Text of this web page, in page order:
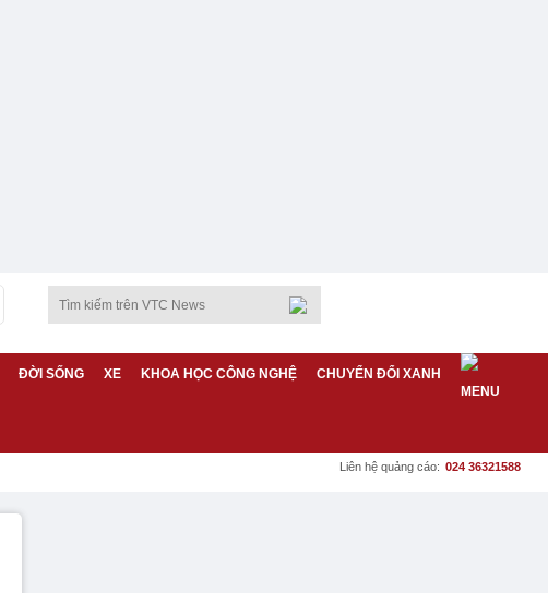
ĐỜI SỐNG XE KHOA HỌC CÔNG NGHỆ CHUYỂN ĐỔI XANH
Liên hệ quảng cáo: 024 36321588